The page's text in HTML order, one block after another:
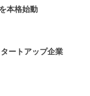
本格始動
ートアップ企業